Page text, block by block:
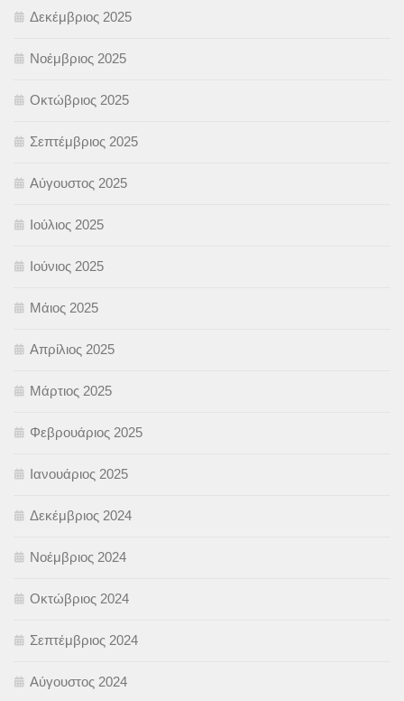
Δεκέμβριος 2025
Νοέμβριος 2025
Οκτώβριος 2025
Σεπτέμβριος 2025
Αύγουστος 2025
Ιούλιος 2025
Ιούνιος 2025
Μάιος 2025
Απρίλιος 2025
Μάρτιος 2025
Φεβρουάριος 2025
Ιανουάριος 2025
Δεκέμβριος 2024
Νοέμβριος 2024
Οκτώβριος 2024
Σεπτέμβριος 2024
Αύγουστος 2024